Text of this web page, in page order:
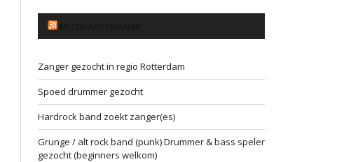
Zanger gezocht in regio Rotterdam
Spoed drummer gezocht
Hardrock band zoekt zanger(es)
Grunge / alt rock band (punk) Drummer & bass speler
gezocht (beginners welkom)